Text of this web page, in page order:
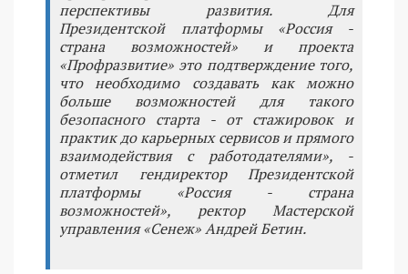
перспективы развития. Для
Президентской платформы «Россия -
страна возможностей» и проекта
«Профразвитие» это подтверждение того,
что необходимо создавать как можно
больше возможностей для такого
безопасного старта - от стажировок и
практик до карьерных сервисов и прямого
взаимодействия с работодателями», -
отметил гендиректор Президентской
платформы «Россия - страна
возможностей», ректор Мастерской
управления «Сенеж» Андрей Бетин.